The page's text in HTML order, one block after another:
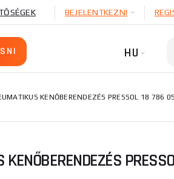
BEJELENTKEZNI
HU
KENŐBERENDEZÉS PRESSOL 18 786